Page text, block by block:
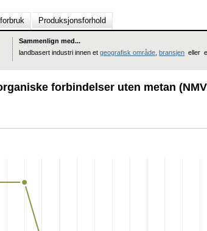
Produksjonsforhold
Sammenlign med...
landbasert industri innen et geografisk område bransjen eller
forbindelser uten metan